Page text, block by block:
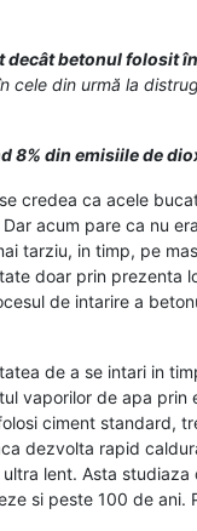
decât betonul folosit
din urmă la
8% din emisiile de
credea ca acele
acum pare ca nu
tarziu, in timp, pe
doar prin prezenta
de intarire a
de a se intari in
vaporilor de apa prin
ciment standard,
dezvolta rapid
lent. Asta
si peste 100 de ani.